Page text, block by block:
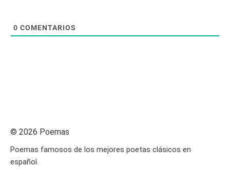
0 COMENTARIOS
© 2026 Poemas
Poemas famosos de los mejores poetas clásicos en
español.